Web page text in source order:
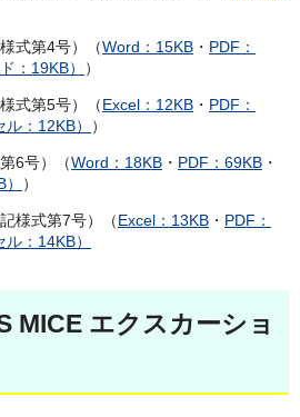
式第4号）（Word：15KB ・ PDF：
：19KB） ）
式第5号）（Excel：12KB ・ PDF：
：12KB） ）
6号）（Word：18KB ・ PDF：69KB ・
）
様式第7号）（Excel：13KB ・ PDF：
：14KB）
MICE エクスカーショ